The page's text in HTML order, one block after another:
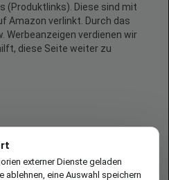
(Produktlinks). Diese sind mit
Amazon verlinkt. Durch das
Werbeanzeigen verdienen wir
diese Seite weiter zu
Seitenbetreiber an qualifizierten
externer Dienste geladen
ablehnen, eine Auswahl speichern